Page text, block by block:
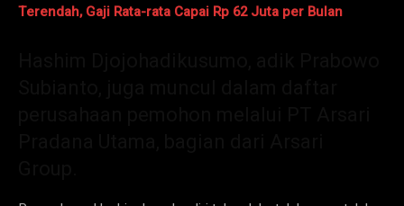
Terendah, Gaji Rata-rata Capai Rp 62 Juta per Bulan